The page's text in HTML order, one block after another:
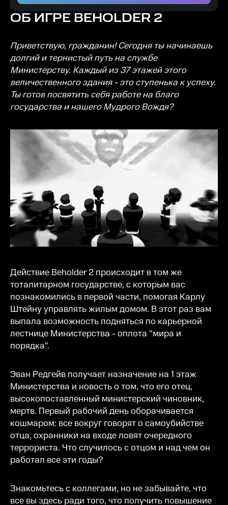
ОБ ИГРЕ BEHOLDER 2
Приветствую, гражданин! Сегодня ты начинаешь
долгий и тернистый путь на службе
Министерству. Каждый из 37 этажей этого
величественного здания - это ступенька к успеху.
Ты готов посвятить себя работе на благо
государства и нашего Мудрого Вождя?
Действие Beholder 2 происходит в том же
тоталитарном государстве, с которым вас
познакомились в первой части, помогая Карлу
Штейну управлять жилым домом. В этот раз вам
выпала возможность подняться по карьерной
лестнице Министерства - оплота "мира и
порядка".
Эван Редгейв получает назначение на 1 этаж
Министерства и новость о том, что его отец,
высокопоставленный министерский чиновник,
мертв. Первый рабочий день оборачивается
кошмаром: все вокруг говорят о самоубийстве
отца, охранники на входе ловят очередного
террориста. Что случилось с отцом и над чем он
работал все эти годы?
Знакомьтесь с коллегами, но не забывайте, что
все вы здесь ради того, что получить повышение